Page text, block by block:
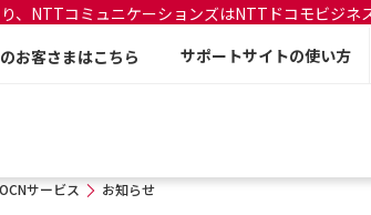
、NTTコミュニケーションズはNTTドコモビジネ
お客さまはこちら サポートサイトの使い方
サービス お知らせ